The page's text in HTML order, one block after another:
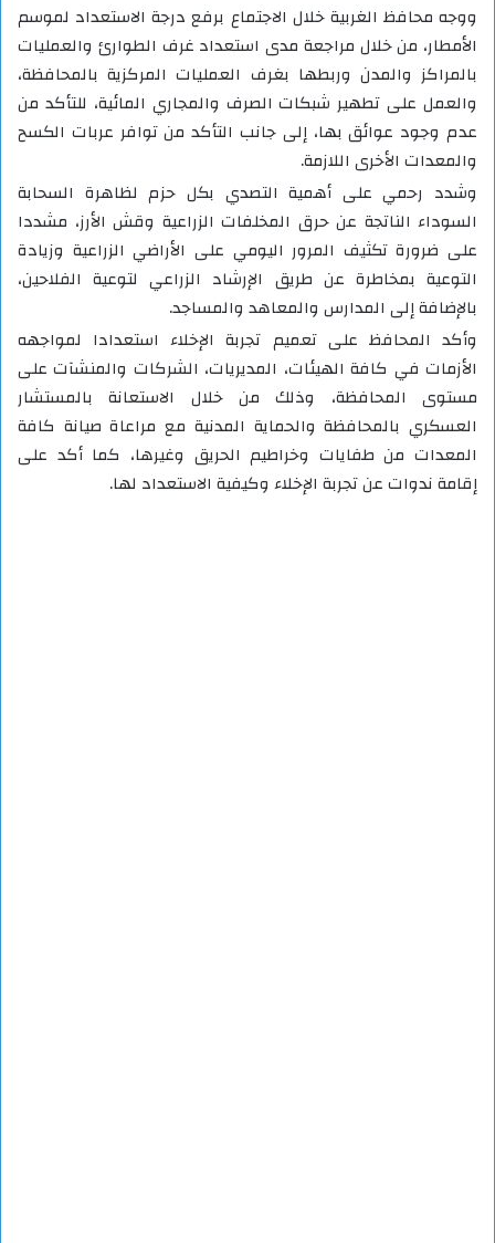
ووجه محافظ الغربية خلال الاجتماع برفع درجة الاستعداد لموسم
الأمطار، من خلال مراجعة مدى استعداد غرف الطوارئ والعمليات
بالمراكز والمدن وربطها بغرف العمليات المركزية بالمحافظة،
والعمل على تطهير شبكات الصرف والمجاري المائية، للتأكد من
عدم وجود عوائق بها، إلى جانب التأكد من توافر عربات الكسح
والمعدات الأخرى اللازمة.
وشدد رحمي على أهمية التصدي بكل حزم لظاهرة السحابة
السوداء الناتجة عن حرق المخلفات الزراعية وقش الأرز، مشددا
على ضرورة تكثيف المرور اليومي على الأراضي الزراعية وزيادة
التوعية بمخاطرة عن طريق الإرشاد الزراعي لتوعية الفلاحين،
بالإضافة إلى المدارس والمعاهد والمساجد.
وأكد المحافظ على تعميم تجربة الإخلاء استعدادا لمواجهه
الأزمات في كافة الهيئات، المديريات، الشركات والمنشآت على
مستوى المحافظة، وذلك من خلال الاستعانة بالمستشار
العسكري بالمحافظة والحماية المدنية مع مراعاة صيانة كافة
المعدات من طفايات وخراطيم الحريق وغيرها، كما أكد على
إقامة ندوات عن تجربة الإخلاء وكيفية الاستعداد لها.